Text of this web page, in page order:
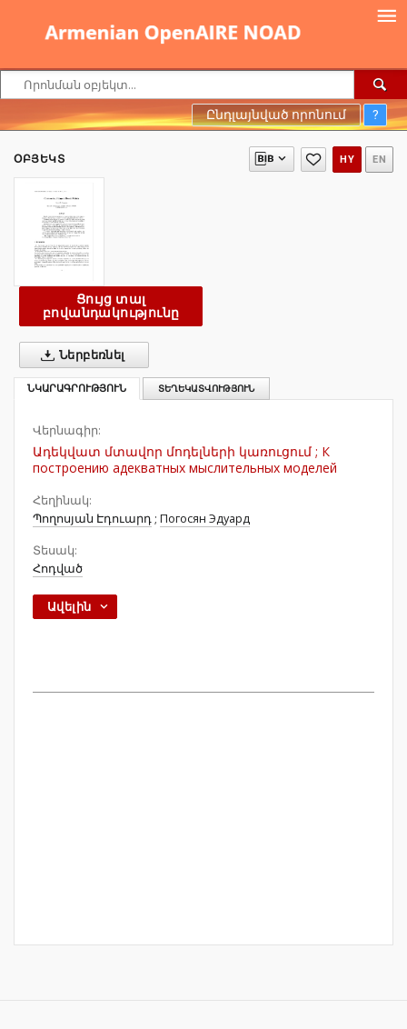
Ընդլայնված որոնում ?
ՕԲՅԵԿՏ HY EN
Ցույց տալ
բովանդակությունը
Ներբեռնել
ՆԿԱՐԱԳՐՈՒԹՅՈՒՆ ՏԵՂԵԿԱՏՎՈՒԹՅՈՒՆ
Վերնագիր:
Ադեկվատ մտավոր մոդելների կառուցում ; К
построению адекватных мыслительных моделей
Հեղինակ:
Պողոսյան Էդուարդ ; Погосян Эдуард
Տեսակ:
Հոդված
Ավելին